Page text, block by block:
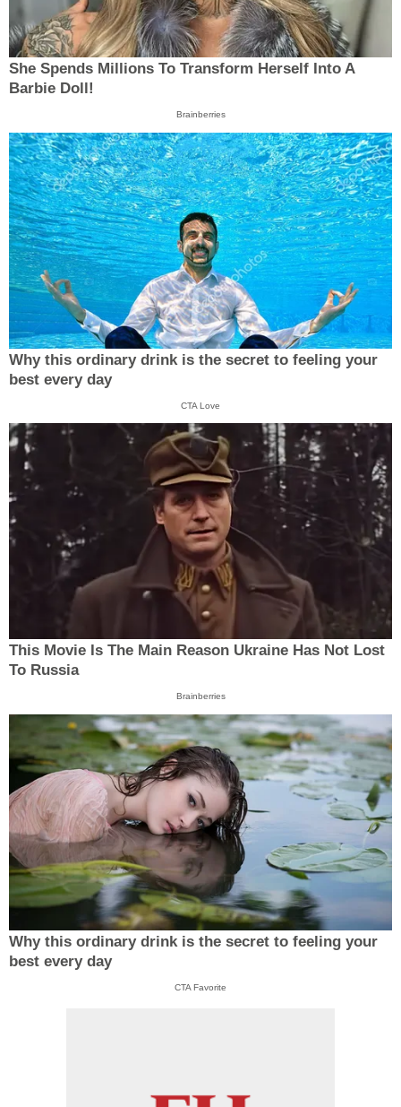
She Spends Millions To Transform Herself Into A
Barbie Doll!
Brainberries
Why this ordinary drink is the secret to feeling your
best every day
CTA Love
This Movie Is The Main Reason Ukraine Has Not Lost
To Russia
Brainberries
Why this ordinary drink is the secret to feeling your
best every day
CTA Favorite